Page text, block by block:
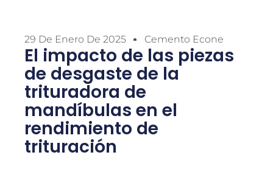
29 De Enero De 2025 Cemento Econe
El impacto de las piezas
de desgaste de la
trituradora de
mandíbulas en el
rendimiento de
trituración